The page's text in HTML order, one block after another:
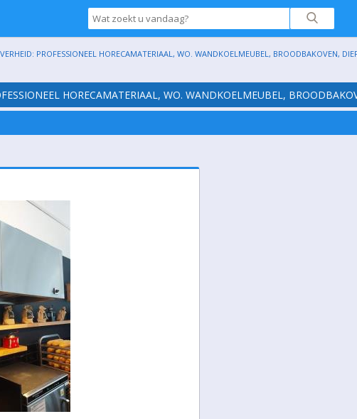
PROFESSIONEEL HORECAMATERIAAL, WO. WANDKOELMEUBEL, BROODBAKOVEN,
HORECAMATERIAAL, WO. WANDKOELMEUBEL,